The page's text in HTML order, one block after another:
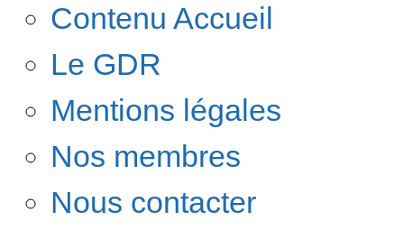
Contenu Accueil
Le GDR
Mentions légales
Nos membres
Nous contacter